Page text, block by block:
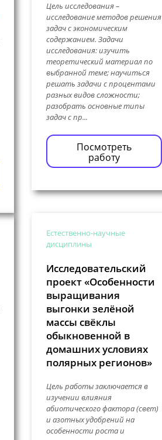
Цель исследования –
исследование методов решения
задач с экономическим
содержанием. Задачи
исследования: изучить
теоретический материал по
выбранной теме; научиться
решать задачи с процентами
разных видов сложности;
разобрать основные типы
задач с пр...
Посмотреть
работу
Естественно-научные
дисциплины
Исследовательский
проект «Особенности
выращивания
выгонки зелёной
массы свёклы
обыкновенной в
домашних условиях
полярных регионов»
Цель работы заключается в
изучении влияния
абиотического фактора (свет)
и азотных удобрений на
особенности роста и